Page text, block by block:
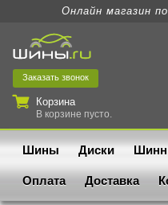
Онлайн магазин
Заказать звонок
Корзина
В корзине пусто.
Шины Диски
Оплата Доставка